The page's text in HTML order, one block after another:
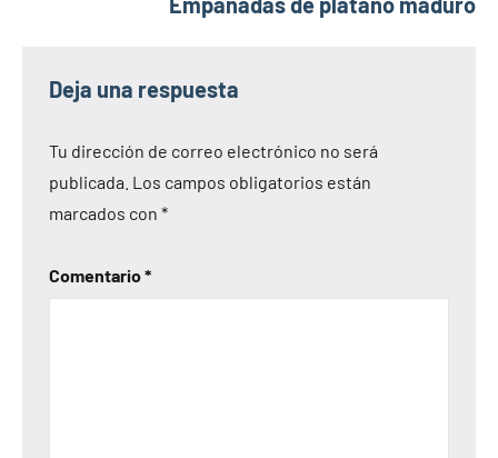
Deja una respuesta
Tu dirección de correo electrónico no será
publicada. Los campos obligatorios están
marcados con *
Comentario*